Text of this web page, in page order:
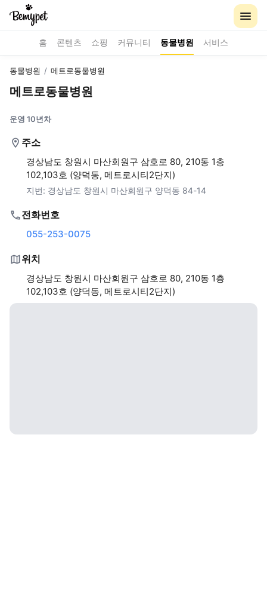
홈 콘텐츠 쇼핑 커뮤니티 동물병원 서비스
동물병원 / 메트로동물병원
메트로동물병원
운영 10년차
주소
경상남도 창원시 마산회원구 삼호로 80, 210동 1층
102,103호 (양덕동, 메트로시티2단지)
지번: 경상남도 창원시 마산회원구 양덕동 84-14
전화번호
055-253-0075
위치
경상남도 창원시 마산회원구 삼호로 80, 210동 1층
102,103호 (양덕동, 메트로시티2단지)